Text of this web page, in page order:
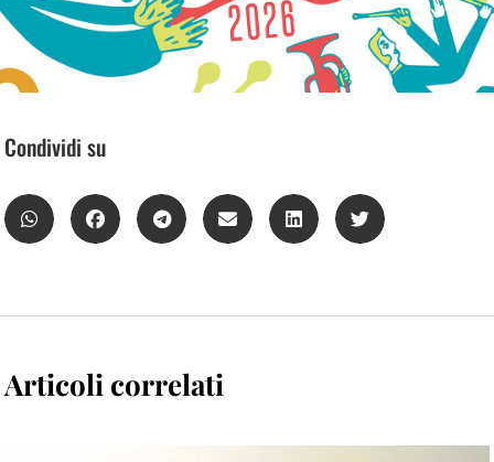
Condividi su
Articoli correlati